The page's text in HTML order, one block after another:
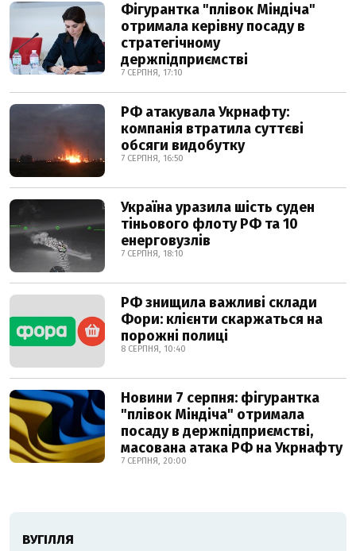
Фігурантка "плівок Міндіча"
отримала керівну посаду в
стратегічному
держпідприємстві
7 СЕРПНЯ, 17:10
РФ атакувала Укрнафту:
компанія втратила суттєві
обсяги видобутку
7 СЕРПНЯ, 16:50
Україна уразила шість суден
тіньового флоту РФ та 10
енерговузлів
7 СЕРПНЯ, 18:10
РФ знищила важливі склади
Фори: клієнти скаржаться на
порожні полиці
8 СЕРПНЯ, 10:40
Новини 7 серпня: фігурантка
"плівок Міндіча" отримала
посаду в держпідприємстві,
масована атака РФ на Укрнафту
7 СЕРПНЯ, 20:00
ВУГІЛЛЯ